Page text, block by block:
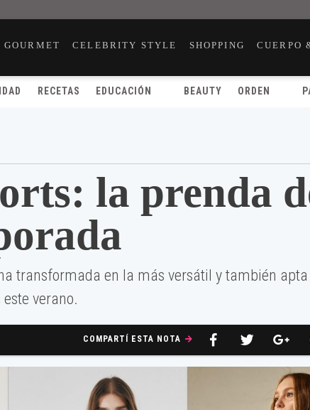
GOURMET CELEBRITY STYLE SHOPPING CUERPO
RECETAS EDUCACIÓN BEAUTY ORDEN
la prenda
transformada en la más versátil y también
verano.
COMPARTÍ ESTA NOTA